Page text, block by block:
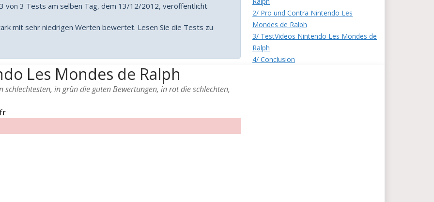
von 3 Tests am selben Tag, dem 13/12/2012, veröffentlicht
mit sehr niedrigen Werten bewertet. Lesen Sie die Tests zu
2/ Pro und Contra Nintendo Les
Mondes de Ralph
3/ TestVideos Nintendo Les Mondes de
Ralph
4/ Conclusion
Les Mondes de Ralph
in grün die guten Bewertungen, in rot die schlechten,